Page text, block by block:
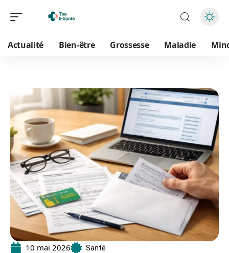
Actualité Bien-être Grossesse Maladie
10 mai 2026 Santé